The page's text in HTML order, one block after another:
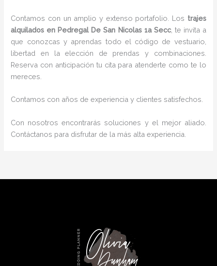
Contamos con un amplio y extenso portafolio. Los trajes
alquilados en Pedregal De San Nicolas 1a Secc, te invita a
que conozcas y aprendas todo el código de vestuario,
libertad en la elección de prendas y combinaciones.
Reserva con anticipación tu cita para atenderte como te lo
mereces.
Contamos con años de experiencia y clientes satisfechos.
Con nosotros encontrarás soluciones y el mejor aliado.
Contáctanos para disfrutar de la más alta experiencia.